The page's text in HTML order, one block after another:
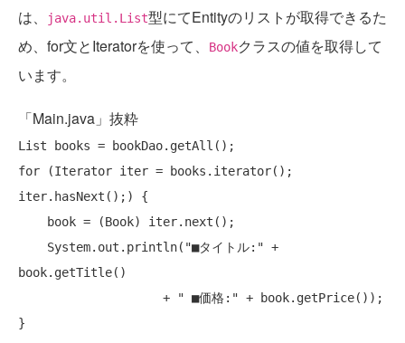
は、
java.util.List型にてEntityのリストが取得できるた
め、for文とIteratorを使って、
Bookクラスの値を取得して
います。
「Main.java」抜粋
for (Iterator iter = books.iterator();
iter.hasNext();) {
    System.out.println(
"■タイトル:" +
book.getTitle()
                    +
" ■価格:" + book.getPrice());